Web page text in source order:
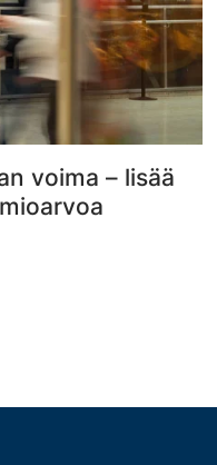
voima – lisää